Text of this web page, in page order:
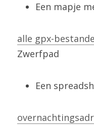
Een mapje
alle gpx-
Zwerfpad
Een